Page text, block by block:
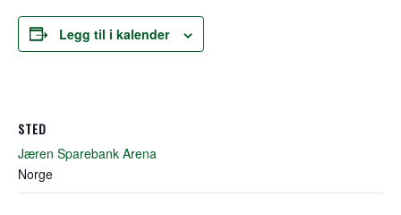
Legg til i kalender
STED
Jæren Sparebank Arena
Norge